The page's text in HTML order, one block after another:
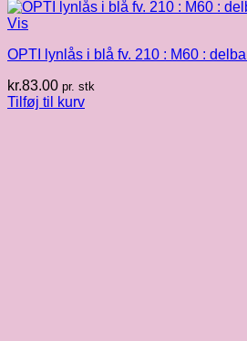
Vis
OPTI lynlås i blå fv. 210 : M60 :
kr.83.00 pr. stk
Tilføj til kurv